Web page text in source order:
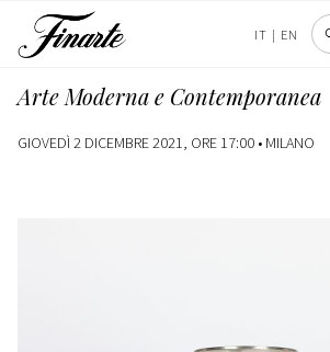
IT | EN
Arte Moderna e Contemporanea
GIOVEDÌ 2 DICEMBRE 2021, ORE 17:00 • MILANO